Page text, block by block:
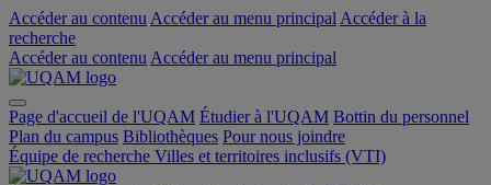
Accéder au contenu Accéder au menu principal Accéder à la
recherche
Accéder au contenu Accéder au menu principal
Page d'accueil de l'UQAM Étudier à l'UQAM Bottin du personnel
Plan du campus Bibliothèques Pour nous joindre
Équipe de recherche Villes et territoires inclusifs (VTI)